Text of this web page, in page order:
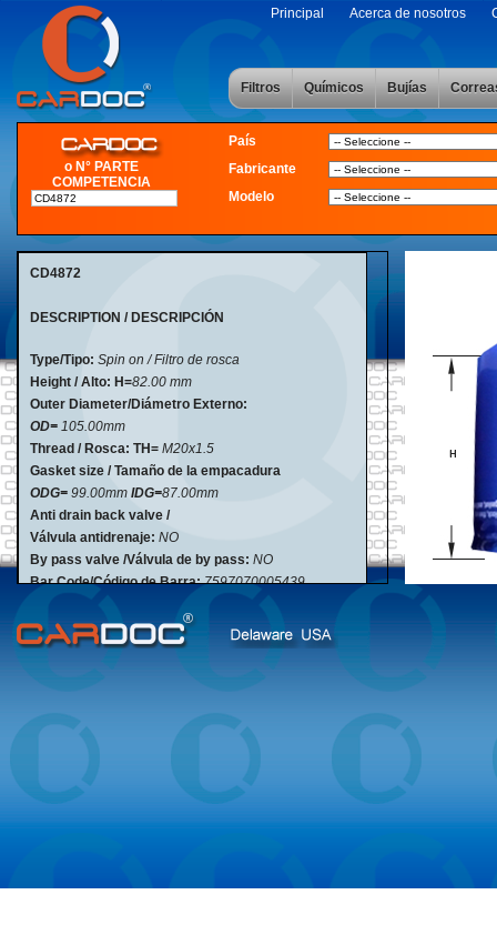
Principal Acerca de nosotros
Filtros Químicos Bujías
o N° PARTE
COMPETENCIA
País
Fabricante
Modelo
CD4872
DESCRIPTION / DESCRIPCIÓN
Type/Tipo: Spin on / Filtro de rosca
Height / Alto: H=82.00 mm
Outer Diameter/Diámetro Externo:
OD= 105.00mm
Thread / Rosca: TH= M20x1.5
Gasket size / Tamaño de la empacadura
ODG= 99.00mm IDG=87.00mm
Anti drain back valve /
Válvula antidrenaje: NO
By pass valve /Válvula de by pass: NO
Bar Code/Código de Barra:7597070005439